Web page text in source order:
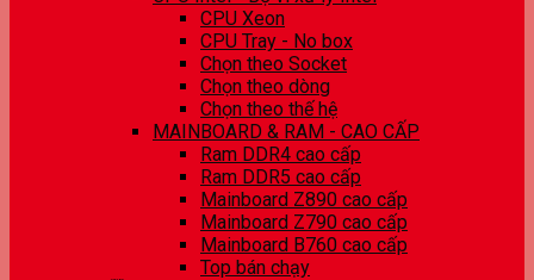
CPU Xeon
CPU Tray - No box
Chọn theo Socket
Chọn theo dòng
Chọn theo thế hệ
MAINBOARD & RAM - CAO CẤP
Ram DDR4 cao cấp
Ram DDR5 cao cấp
Mainboard Z890 cao cấp
Mainboard Z790 cao cấp
Mainboard B760 cao cấp
Top bán chạy